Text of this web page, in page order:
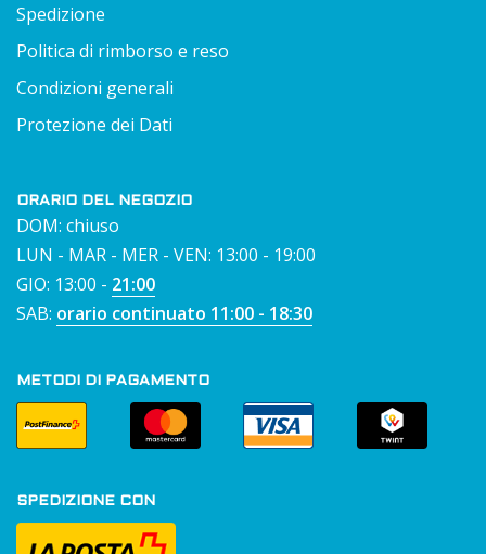
Spedizione
Politica di rimborso e reso
Condizioni generali
Protezione dei Dati
ORARIO DEL NEGOZIO
DOM: chiuso
LUN - MAR - MER - VEN: 13:00 - 19:00
GIO: 13:00 - 21:00
SAB: orario continuato 11:00 - 18:30
METODI DI PAGAMENTO
SPEDIZIONE CON